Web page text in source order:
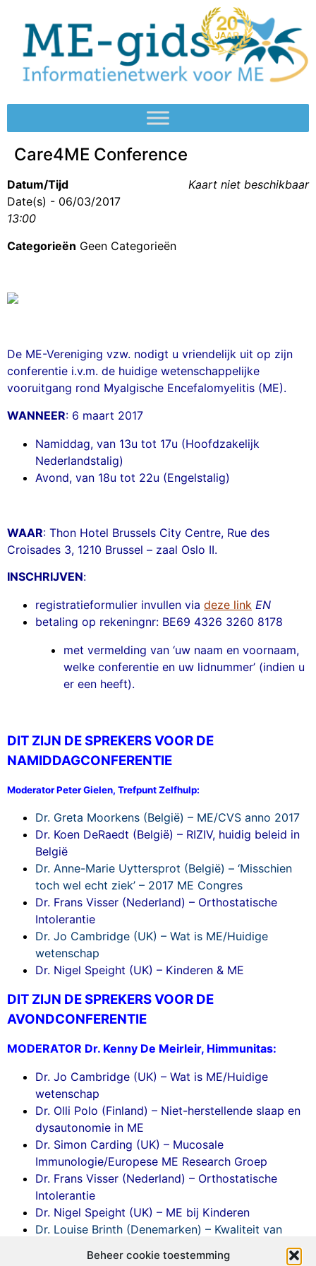
Beheer cookie toestemming
Care4ME Conference
Kaart niet beschikbaar
Datum/Tijd
Date(s) - 06/03/2017
13:00
Categorieën Geen Categorieën
De ME-Vereniging vzw. nodigt u vriendelijk uit op zijn
conferentie i.v.m. de huidige wetenschappelijke
vooruitgang rond Myalgische Encefalomyelitis (ME).
WANNEER: 6 maart 2017
Namiddag, van 13u tot 17u (Hoofdzakelijk
Nederlandstalig)
Avond, van 18u tot 22u (Engelstalig)
WAAR: Thon Hotel Brussels City Centre, Rue des
Croisades 3, 1210 Brussel – zaal Oslo II.
INSCHRIJVEN:
registratieformulier invullen via deze link EN
betaling op rekeningnr: BE69 4326 3260 8178
met vermelding van ‘uw naam en voornaam,
welke conferentie en uw lidnummer’ (indien u
er een heeft).
DIT ZIJN DE SPREKERS VOOR DE
NAMIDDAGCONFERENTIE
Moderator Peter Gielen, Trefpunt Zelfhulp:
Dr. Greta Moorkens (België) – ME/CVS anno 2017
Dr. Koen DeRaedt (België) – RIZIV, huidig beleid in
België
Dr. Anne-Marie Uyttersprot (België) – ‘Misschien
toch wel echt ziek’ – 2017 ME Congres
Dr. Frans Visser (Nederland) – Orthostatische
Intolerantie
Dr. Jo Cambridge (UK) – Wat is ME/Huidige
wetenschap
Dr. Nigel Speight (UK) – Kinderen & ME
DIT ZIJN DE SPREKERS VOOR DE
AVONDCONFERENTIE
MODERATOR Dr. Kenny De Meirleir, Himmunitas:
Dr. Jo Cambridge (UK) – Wat is ME/Huidige
wetenschap
Dr. Olli Polo (Finland) – Niet-herstellende slaap en
dysautonomie in ME
Dr. Simon Carding (UK) – Mucosale
Immunologie/Europese ME Research Groep
Dr. Frans Visser (Nederland) – Orthostatische
Intolerantie
Dr. Nigel Speight (UK) – ME bij Kinderen
Dr. Louise Brinth (Denemarken) – Kwaliteit van
Dr. Elke Van Hoof (België) Burn-out versus ME